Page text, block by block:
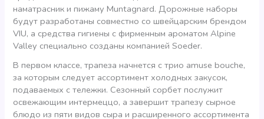
наматрасник и пижаму Muntagnard. Дорожные наборы
будут разработаны совместно со швейцарским брендом
VIU, а средства гигиены с фирменным ароматом Alpine
Valley специально созданы компанией Soeder.
В первом классе, трапеза начнется с трио amuse bouche,
за которым следует ассортимент холодных закусок,
подаваемых с тележки. Сезонный сорбет послужит
освежающим интермеццо, а завершит трапезу сырное
блюдо из пяти видов сыра и расширенного ассортимента